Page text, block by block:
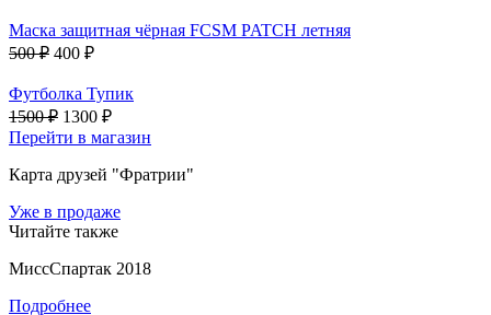
Маска защитная чёрная FCSM PATCH летняя
500 ₽ 400 ₽
Футболка Тупик
1500 ₽ 1300 ₽
Перейти в магазин
Карта друзей "Фратрии"
Уже в продаже
Читайте также
МиссСпартак 2018
Подробнее